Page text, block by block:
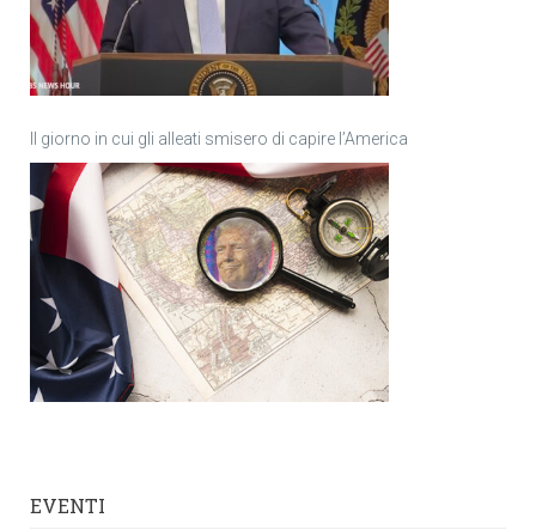
Il giorno in cui gli alleati smisero di capire l’America
EVENTI